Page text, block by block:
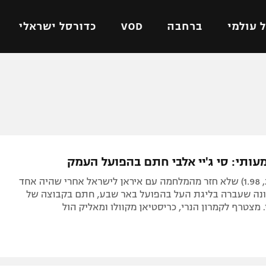
עולמי ברחבה VOD כדורסל ישראלי
ישראל
ליגה ספרדית
ליגה איטלקית
מכבי תל אביב
הפועל ירושלים
סי ג'יי אלבי חתם בהפועל העמק
הפורוורד (26, 1.98) שלא חזר מהמלחמה עם איראן לישראל אחרי שהיה אחד
שעברה בליגת העל בהפועל באר שבע, חתם בקבוצה של
מצטרף לקמרון הנרי, כריסטיאן מקוולו ומאליק הול